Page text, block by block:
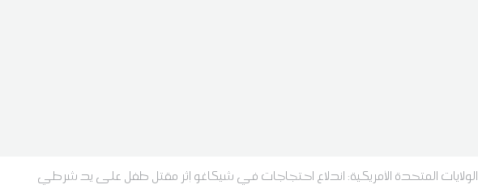
الولايات المتحدة الأمريكية: اندلاع احتجاجات في شيكاغو إثر مقتل طفل على يد شرطي